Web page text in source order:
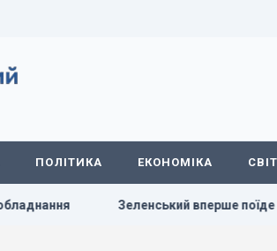
ПОЛІТИКА ЕКОНОМІКА СВІТ
Зеленський вперше поїде з офіційним